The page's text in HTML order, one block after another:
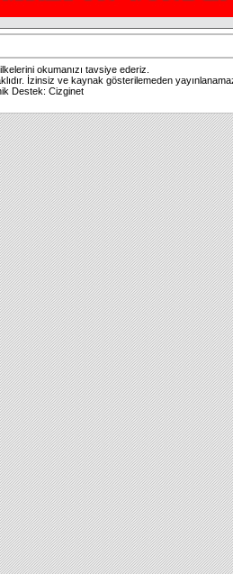
okumanızı tavsiye ederiz.
İzinsiz ve kaynak gösterilemeden
Destek: Cizginet